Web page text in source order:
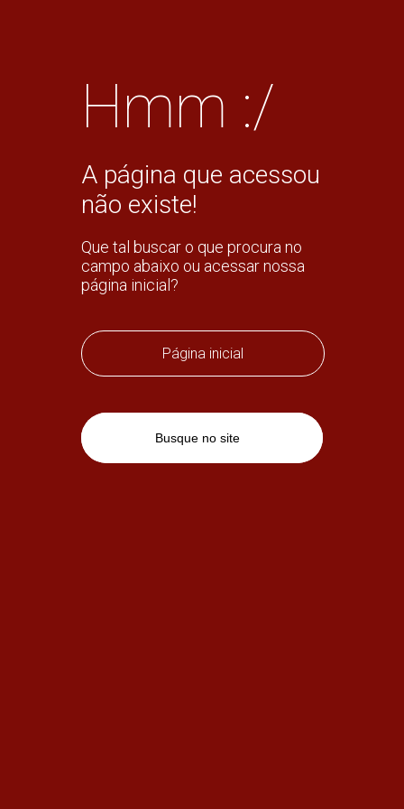
Hmm :/
A página que acessou
não existe!
Que tal buscar o que procura no
campo abaixo ou acessar nossa
página inicial?
Página inicial